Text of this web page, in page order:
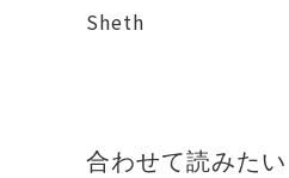
Sheth
合わせて読みた